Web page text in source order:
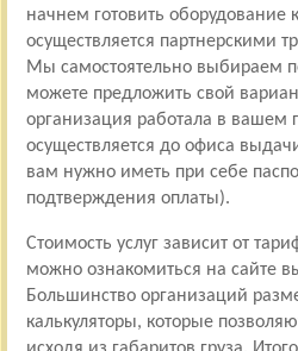
начнем готовить оборудование
осуществляется партнерскими
Мы самостоятельно выбираем
можете предложить свой
организация работала в вашем
осуществляется до офиса
вам нужно иметь при себе
подтверждения оплаты).
Стоимость услуг зависит от
можно ознакомиться на сайте
Большинство организаций
калькуляторы, которые